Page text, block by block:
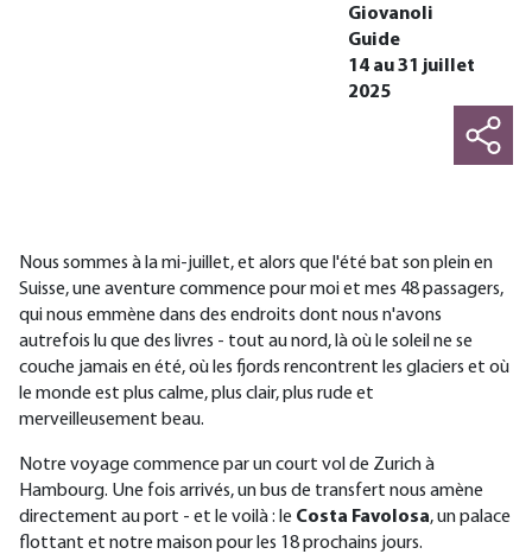
Giovanoli
Guide
14 au 31 juillet
2025
Nous sommes à la mi-juillet, et alors que l'été bat son plein en
Suisse, une aventure commence pour moi et mes 48 passagers,
qui nous emmène dans des endroits dont nous n'avons
autrefois lu que des livres - tout au nord, là où le soleil ne se
couche jamais en été, où les fjords rencontrent les glaciers et où
le monde est plus calme, plus clair, plus rude et
merveilleusement beau.
Notre voyage commence par un court vol de Zurich à
Hambourg. Une fois arrivés, un bus de transfert nous amène
directement au port - et le voilà : le Costa Favolosa, un palace
flottant et notre maison pour les 18 prochains jours.